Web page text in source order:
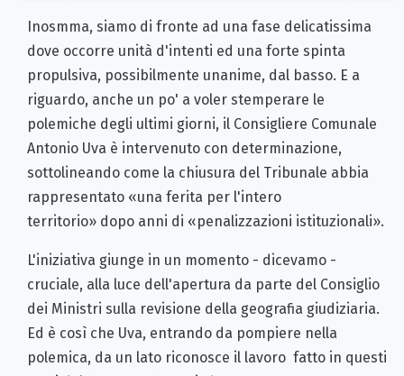
Inosmma, siamo di fronte ad una fase delicatissima
dove occorre unità d'intenti ed una forte spinta
propulsiva, possibilmente unanime, dal basso. E a
riguardo, anche un po' a voler stemperare le
polemiche degli ultimi giorni, il Consigliere Comunale
Antonio Uva è intervenuto con determinazione,
sottolineando come la chiusura del Tribunale abbia
rappresentato «una ferita per l'intero
territorio» dopo anni di «penalizzazioni istituzionali».
L'iniziativa giunge in un momento - dicevamo -
cruciale, alla luce dell'apertura da parte del Consiglio
dei Ministri sulla revisione della geografia giudiziaria.
Ed è così che Uva, entrando da pompiere nella
polemica, da un lato riconosce il lavoro fatto in questi